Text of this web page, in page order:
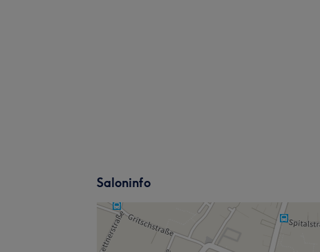
Saloninfo